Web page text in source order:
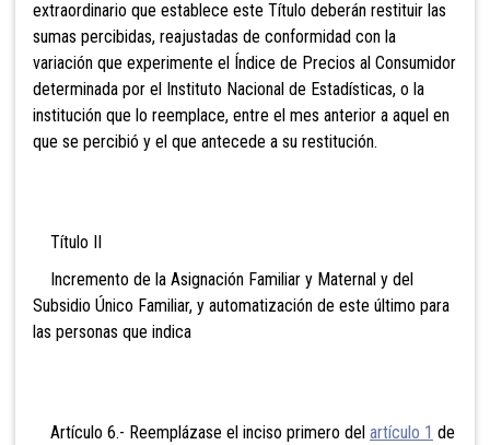
extraordinario que establece este Título deberán restituir las
sumas percibidas, reajustadas de conformidad con la
variación que experimente el Índice de Precios al Consumidor
determinada por el Instituto Nacional de Estadísticas, o la
institución que lo reemplace, entre el mes anterior a aquel en
que se percibió y el que antecede a su restitución.
Título II
Incremento de la Asignación Familiar y Maternal y del
Subsidio Único Familiar, y automatización de este último para
las personas que indica
Artículo 6.- Reemplázase el inciso primero del artículo 1 de